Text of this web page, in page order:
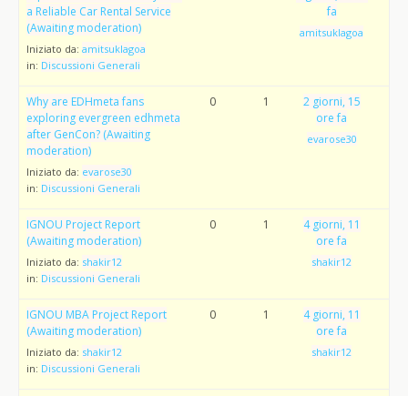
a Reliable Car Rental Service
(Awaiting moderation)
Iniziato da: amitsuklagoa
in: Discussioni Generali
fa
amitsuklagoa
Why are EDHmeta fans
exploring evergreen edhmeta
after GenCon? (Awaiting
moderation)
Iniziato da: evarose30
in: Discussioni Generali
0 1
2 giorni, 15
ore fa
evarose30
IGNOU Project Report
(Awaiting moderation)
Iniziato da: shakir12
in: Discussioni Generali
0 1
4 giorni, 11
ore fa
shakir12
IGNOU MBA Project Report
(Awaiting moderation)
Iniziato da: shakir12
in: Discussioni Generali
0 1
4 giorni, 11
ore fa
shakir12